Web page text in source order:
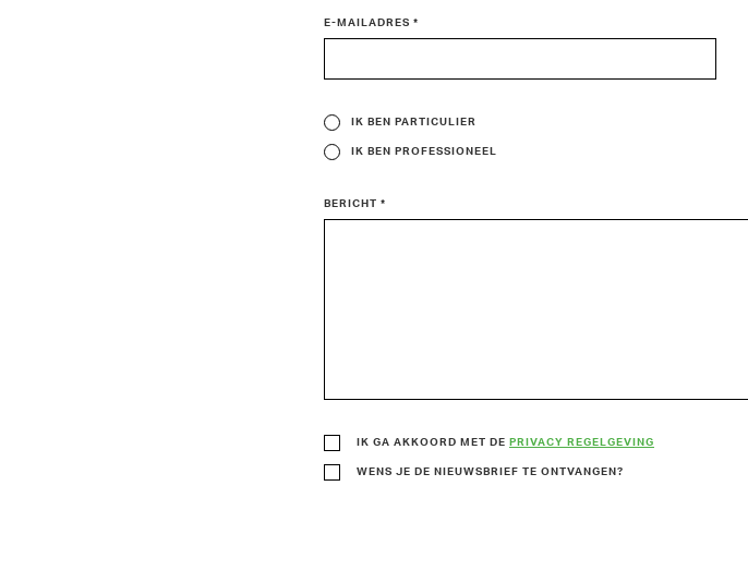
E-MAILADRES *
IK BEN PARTICULIER
IK BEN PROFESSIONEEL
BERICHT *
IK GA AKKOORD MET DE PRIVACY REGELGEVING
WENS JE DE NIEUWSBRIEF TE ONTVANGEN?